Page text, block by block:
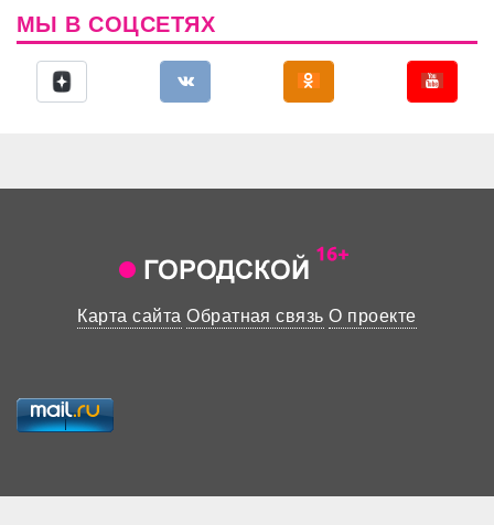
МЫ В СОЦСЕТЯХ
Карта сайта Обратная связь О проекте